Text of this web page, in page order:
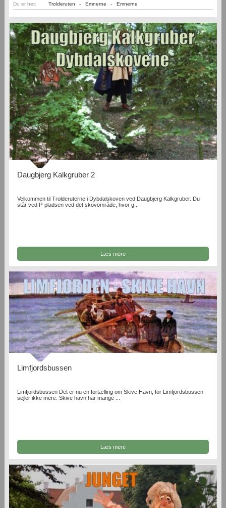
Du er her: Trolderuten - Emnerne - Emnerne
Daugbjerg Kalkgruber 2
Velkommen til Trolderuterne i Dybdalskoven ved Daugbjerg Kalkgruber. Du
står ved P-pladsen ved det skovområde, hvor g...
Læs mere
Limfjordsbussen
Limfjordsbussen Det er nu en fortælling om Skive Havn, for Limfjordsbussen
sejler ikke mere. Skive havn har mange ...
Læs mere